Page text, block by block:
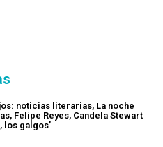
noticias literarias, La noche
Felipe Reyes, Candela Stewart
los galgos’